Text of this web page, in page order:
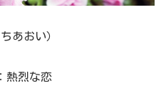
あおい）
熱烈な恋